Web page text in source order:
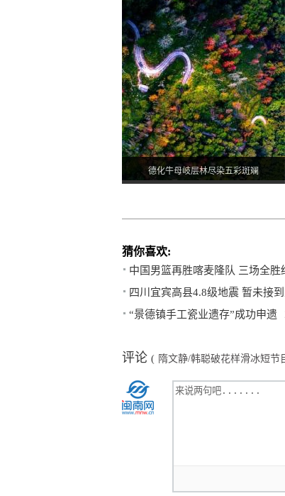
德化牛母岐层林尽染五彩斑斓
猜你喜欢:
中国男篮再胜喀麦隆队 三场全胜
四川宜宾高县4.8级地震 暂未接
“景德镇手工瓷业遗存”成功申遗
评论 ( 隋文静/韩聪破花样滑冰短节